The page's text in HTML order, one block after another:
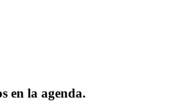
en la agenda.